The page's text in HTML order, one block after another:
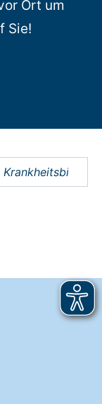
Ort um
Sie!